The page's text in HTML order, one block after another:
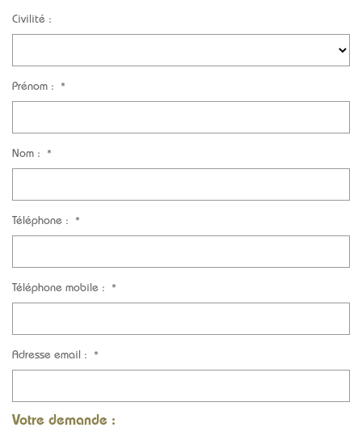
Civilité :
Prénom : *
Nom : *
Téléphone : *
Téléphone mobile : *
Adresse email : *
Votre demande :